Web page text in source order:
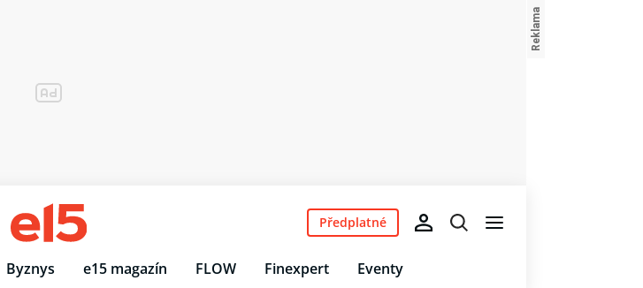
Byznys e15 magazín FLOW Finexpert Eventy
Předplatné